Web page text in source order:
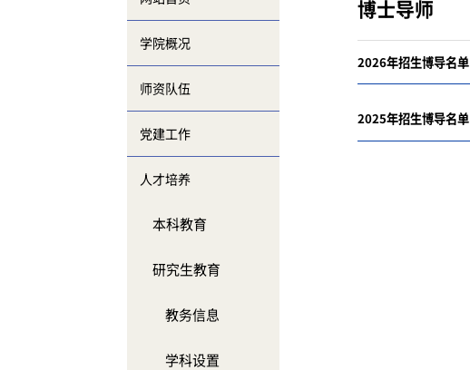
学院概况
师资队伍
党建工作
人才培养
本科教育
研究生教育
教务信息
学科设置
博士导师
2026年招生博导名单
2025年招生博导名单